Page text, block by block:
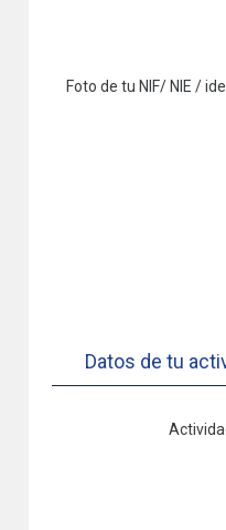
Foto de tu NIF/ NIE /
Datos de tu